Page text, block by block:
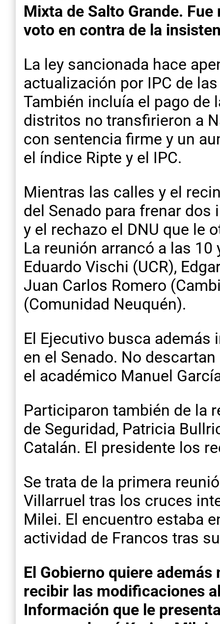
Mixta de Salto Grande.
voto en contra de la
La ley sancionada hace
actualización por IPC de
También incluía el pago de
distritos no transfirieron a
con sentencia firme y un
el índice Ripte y el IPC.
Mientras las calles y el
del Senado para frenar
y el rechazo el DNU que le
La reunión arrancó a las 10
Eduardo Vischi (UCR),
Juan Carlos Romero
(Comunidad Neuquén).
El Ejecutivo busca además
en el Senado. No
el académico Manuel
Participaron también de la
de Seguridad, Patricia
Catalán. El presidente los
Se trata de la primera
Villarruel tras los cruces
Milei. El encuentro estaba
actividad de Francos tras
El Gobierno quiere
recibir las modificaciones
Información que le